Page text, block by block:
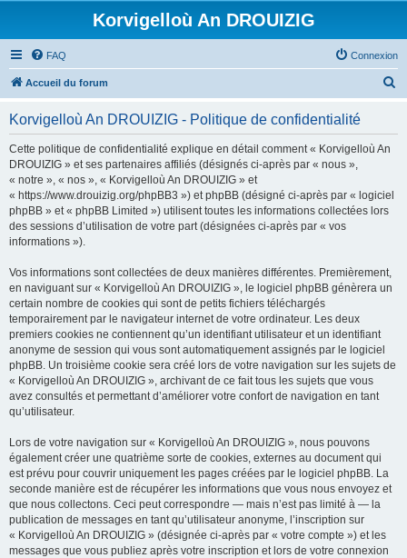
Korvigelloù An DROUIZIG
FAQ Connexion
Accueil du forum
Korvigelloù An DROUIZIG - Politique de confidentialité
Cette politique de confidentialité explique en détail comment « Korvigelloù An
DROUIZIG » et ses partenaires affiliés (désignés ci-après par « nous »,
« notre », « nos », « Korvigelloù An DROUIZIG » et
« https://www.drouizig.org/phpBB3 ») et phpBB (désigné ci-après par « logiciel
phpBB » et « phpBB Limited ») utilisent toutes les informations collectées lors
des sessions d’utilisation de votre part (désignées ci-après par « vos
informations »).
Vos informations sont collectées de deux manières différentes. Premièrement,
en naviguant sur « Korvigelloù An DROUIZIG », le logiciel phpBB génèrera un
certain nombre de cookies qui sont de petits fichiers téléchargés
temporairement par le navigateur internet de votre ordinateur. Les deux
premiers cookies ne contiennent qu’un identifiant utilisateur et un identifiant
anonyme de session qui vous sont automatiquement assignés par le logiciel
phpBB. Un troisième cookie sera créé lors de votre navigation sur les sujets de
« Korvigelloù An DROUIZIG », archivant de ce fait tous les sujets que vous
avez consultés et permettant d’améliorer votre confort de navigation en tant
qu’utilisateur.
Lors de votre navigation sur « Korvigelloù An DROUIZIG », nous pouvons
également créer une quatrième sorte de cookies, externes au document qui
est prévu pour couvrir uniquement les pages créées par le logiciel phpBB. La
seconde manière est de récupérer les informations que vous nous envoyez et
que nous collectons. Ceci peut correspondre — mais n’est pas limité à — la
publication de messages en tant qu’utilisateur anonyme, l’inscription sur
« Korvigelloù An DROUIZIG » (désignée ci-après par « votre compte ») et les
messages que vous publiez après votre inscription et lors de votre connexion